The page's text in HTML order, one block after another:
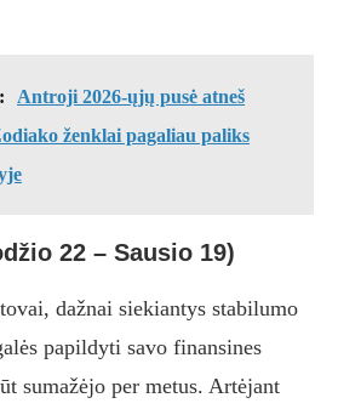
Antroji 2026-ųjų pusė atneš
ženklai pagaliau paliks
22 – Sausio 19)
dažnai siekiantys stabilumo
papildyti savo finansines
sumažėjo per metus. Artėjant